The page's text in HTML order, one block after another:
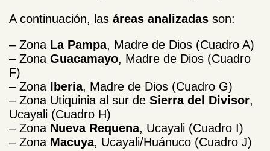
A continuación, las áreas analizadas son:
– Zona La Pampa, Madre de Dios (Cuadro A)
– Zona Guacamayo, Madre de Dios (Cuadro
F)
– Zona Iberia, Madre de Dios (Cuadro G)
– Zona Utiquinia al sur de Sierra del Divisor,
Ucayali (Cuadro H)
– Zona Nueva Requena, Ucayali (Cuadro I)
– Zona Macuya, Ucayali/Huánuco (Cuadro J)